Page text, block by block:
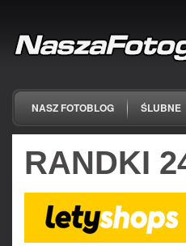
NASZ FOTOBLOG ŚLUBNE
RANDKI